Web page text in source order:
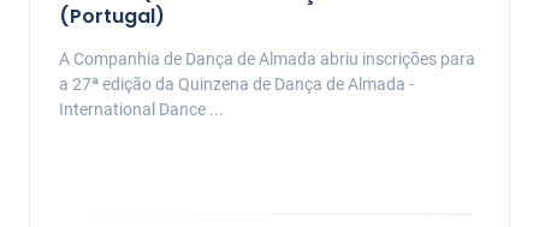
(Portugal)
A Companhia de Dança de Almada abriu inscrições para
a 27ª edição da Quinzena de Dança de Almada -
International Dance ...